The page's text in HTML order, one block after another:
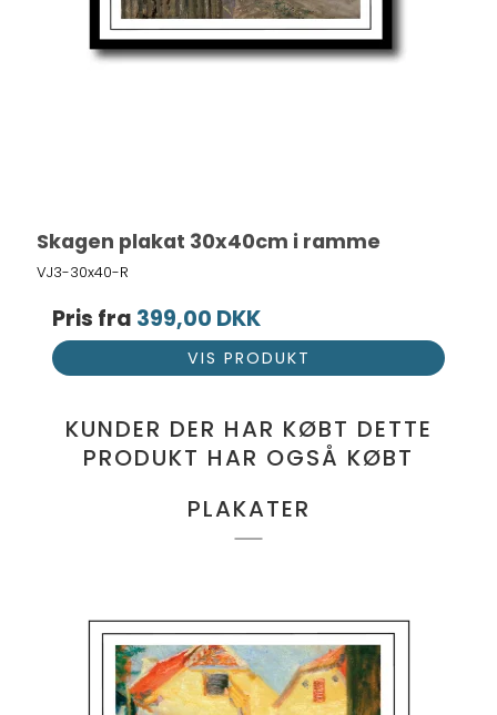
Skagen plakat 30x40cm i ramme
VJ3-30x40-R
Pris fra 399,00 DKK
VIS PRODUKT
KUNDER DER HAR KØBT DETTE
PRODUKT HAR OGSÅ KØBT
PLAKATER